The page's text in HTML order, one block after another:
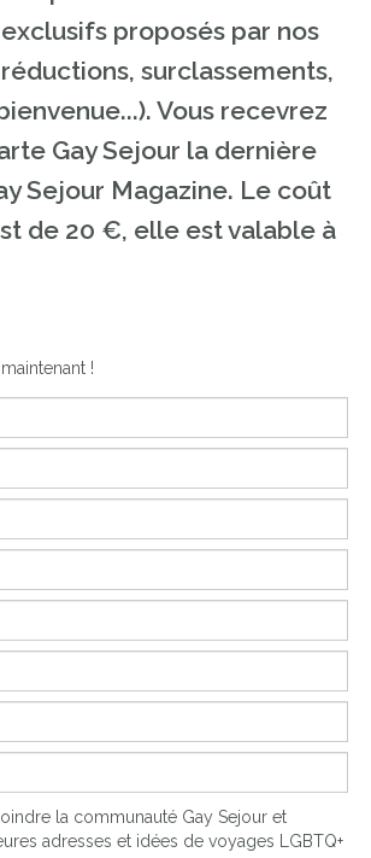
proposés par nos
surclassements,
Vous recevrez
Gay Sejour la dernière
Sejour Magazine. Le coût
de 20 €, elle est valable à
!
la communauté Gay Sejour et
adresses et idées de voyages LGBTQ+